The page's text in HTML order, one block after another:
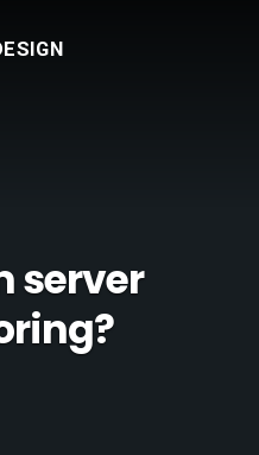
server